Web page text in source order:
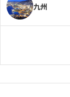
九州